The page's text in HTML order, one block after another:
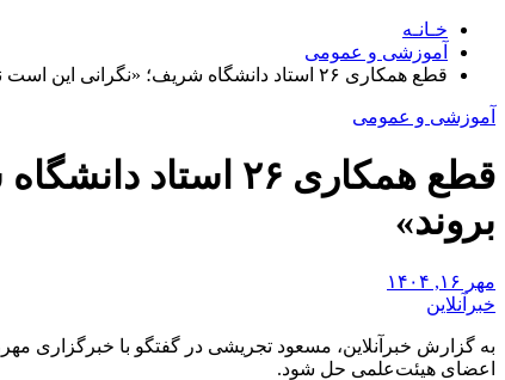
خـانـه
آموزشی و عمومی
قطع همکاری ۲۶ استاد دانشگاه شریف؛ «نگرانی این است نیروهای دانشگاه به کشورهای همسایه بروند»
آموزشی و عمومی
قطع همکاری ۲۶
بروند»
مهر ۱۶, ۱۴۰۴
خبرآنلاین
به گزارش خبرآنلاین، مسعود تجریشی در گفتگو با خبرگزاری
اعضای هیئت‌علمی حل شود.